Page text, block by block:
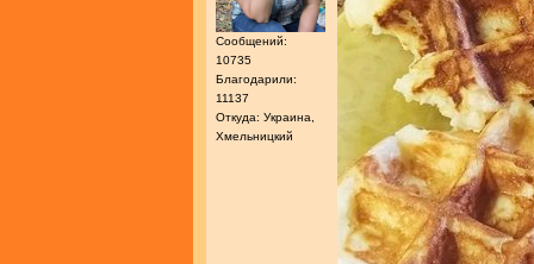
Сообщений:
10735
Благодарили:
11137
Откуда: Украина,
Хмельницкий